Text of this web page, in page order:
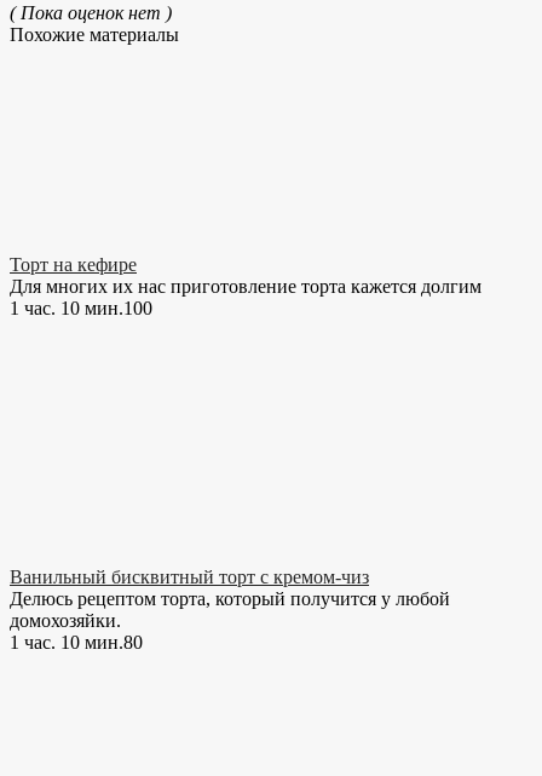
( Пока оценок нет )
Похожие материалы
Торт на кефире
Для многих их нас приготовление торта кажется долгим
1 час. 10 мин.100
Ванильный бисквитный торт с кремом-чиз
Делюсь рецептом торта, который получится у любой
домохозяйки.
1 час. 10 мин.80